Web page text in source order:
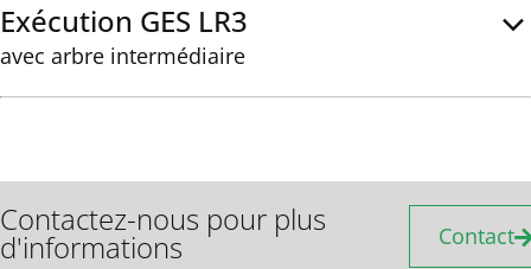
Exécution GES LR3
avec arbre intermédiaire
Contactez-nous pour plus
d'informations Contact